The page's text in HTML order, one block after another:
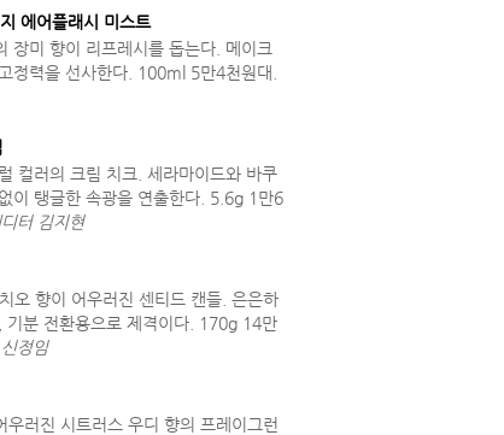
에어플래시 미스트
장미 향이 리프레시를 돕는다. 메이크
정력을 선사한다. 100ml 5만4천원대.
컬러의 크림 치크. 세라마이드와 바쿠
이 탱글한 속광을 연출한다. 5.6g 1만6
디터 김지현
오 향이 어우러진 센티드 캔들. 은은하
기분 전환용으로 제격이다. 170g 14만
신정임
러진 시트러스 우디 향의 프레이그런